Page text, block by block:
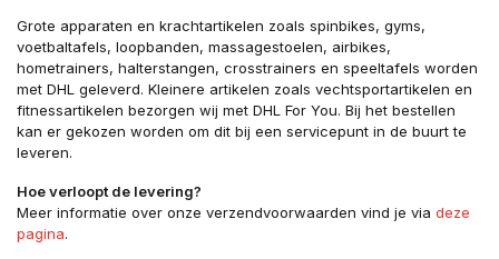
Grote apparaten en krachtartikelen zoals spinbikes, gyms,
voetbaltafels, loopbanden, massagestoelen, airbikes,
hometrainers, halterstangen, crosstrainers en speeltafels worden
met DHL geleverd. Kleinere artikelen zoals vechtsportartikelen en
fitnessartikelen bezorgen wij met DHL For You. Bij het bestellen
kan er gekozen worden om dit bij een servicepunt in de buurt te
leveren.
Hoe verloopt de levering?
Meer informatie over onze verzendvoorwaarden vind je via deze
pagina.